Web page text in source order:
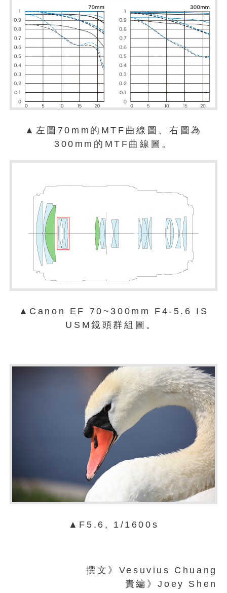
▲左圖70mm的MTF曲線圖、右圖為
300mm的MTF曲線圖。
▲Canon EF 70~300mm F4-5.6 IS
USM鏡頭群組圖。
▲F5.6, 1/1600s
撰文》Vesuvius Chuang
責編》Joey Shen